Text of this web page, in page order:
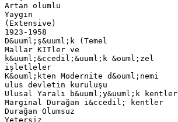
Artan olumlu
Yaygın
(Extensive)
1923-1958
D&uuml;ş&uuml;k (Temel
Mallar KITler ve
k&uuml;&ccedil;&uuml;k &ouml;zel
işletleler
K&ouml;kten Modernite d&ouml;nemi
ulus devletin kuruluşu
Ulusal Yaralı b&uuml;y&uuml;k kentler
Marginal Durağan i&ccedil; kentler
Durağan Olumsuz
Yetersiz